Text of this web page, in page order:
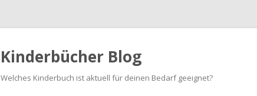
Kinderbücher Blog
Welches Kinderbuch ist aktuell für deinen Bedarf geeignet?